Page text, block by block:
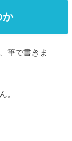
か
筆で書きま
。